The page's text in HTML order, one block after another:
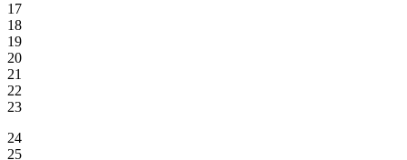
17
18
19
20
21
22
23
24
25